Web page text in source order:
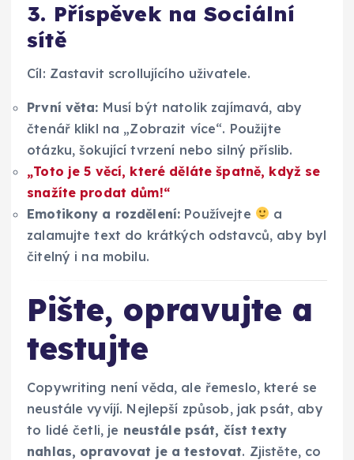
3. Příspěvek na Sociální
sítě
Cíl: Zastavit scrollujícího uživatele.
První věta: Musí být natolik zajímavá, aby
čtenář klikl na „Zobrazit více“. Použijte
otázku, šokující tvrzení nebo silný příslib.
„Toto je 5 věcí, které děláte špatně, když se
snažíte prodat dům!“
Emotikony a rozdělení: Používejte
a
zalamujte text do krátkých odstavců, aby byl
čitelný i na mobilu.
Pište, opravujte a
testujte
Copywriting není věda, ale řemeslo, které se
neustále vyvíjí. Nejlepší způsob, jak psát, aby
to lidé četli, je neustále psát, číst texty
nahlas, opravovat je a testovat. Zjistěte, co